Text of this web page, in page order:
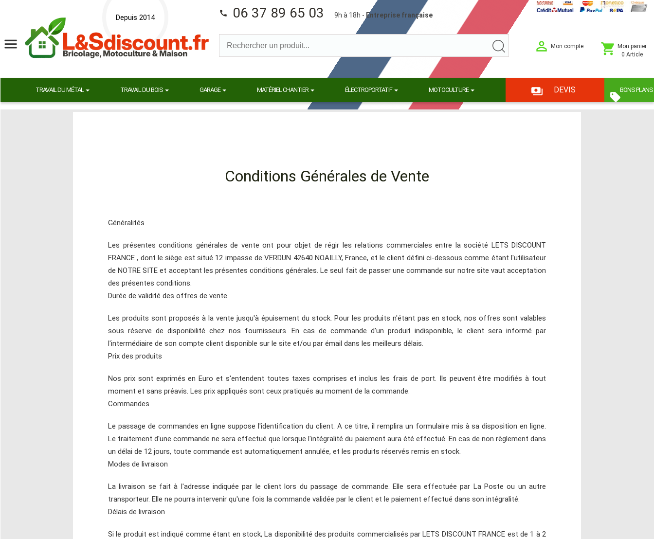
Depuis 2014 call 06 37 89 65 03 9h à 18h - Entreprise française
Mon compte
Mon panier
0 Article
TRAVAIL DU MÉTAL TRAVAIL DU BOIS GARAGE MATÉRIEL CHANTIER ÉLECTROPORTATIF MOTOCULTURE DEVIS BONS PLANS
Conditions Générales de Vente
Généralités
Les présentes conditions générales de vente ont pour objet de régir les relations commerciales entre la société LETS DISCOUNT
FRANCE , dont le siège est situé 12 impasse de VERDUN 42640 NOAILLY, France, et le client défini ci-dessous comme étant l'utilisateur
de NOTRE SITE et acceptant les présentes conditions générales. Le seul fait de passer une commande sur notre site vaut acceptation
des présentes conditions.
Durée de validité des offres de vente
Les produits sont proposés à la vente jusqu'à épuisement du stock. Pour les produits n'étant pas en stock, nos offres sont valables
sous réserve de disponibilité chez nos fournisseurs. En cas de commande d'un produit indisponible, le client sera informé par
l'intermédiaire de son compte client disponible sur le site et/ou par émail dans les meilleurs délais.
Prix des produits
Nos prix sont exprimés en Euro et s'entendent toutes taxes comprises et inclus les frais de port. Ils peuvent être modifiés à tout
moment et sans préavis. Les prix appliqués sont ceux pratiqués au moment de la commande.
Commandes
Le passage de commandes en ligne suppose l'identification du client. A ce titre, il remplira un formulaire mis à sa disposition en ligne.
Le traitement d'une commande ne sera effectué que lorsque l'intégralité du paiement aura été effectué. En cas de non règlement dans
un délai de 12 jours, toute commande est automatiquement annulée, et les produits réservés remis en stock.
Modes de livraison
La livraison se fait à l'adresse indiquée par le client lors du passage de commande. Elle sera effectuée par La Poste ou un autre
transporteur. Elle ne pourra intervenir qu'une fois la commande validée par le client et le paiement effectué dans son intégralité.
Délais de livraison
Si le produit est indiqué comme étant en stock, La disponibilité des produits commercialisés par LETS DISCOUNT FRANCE est de 1 à 2